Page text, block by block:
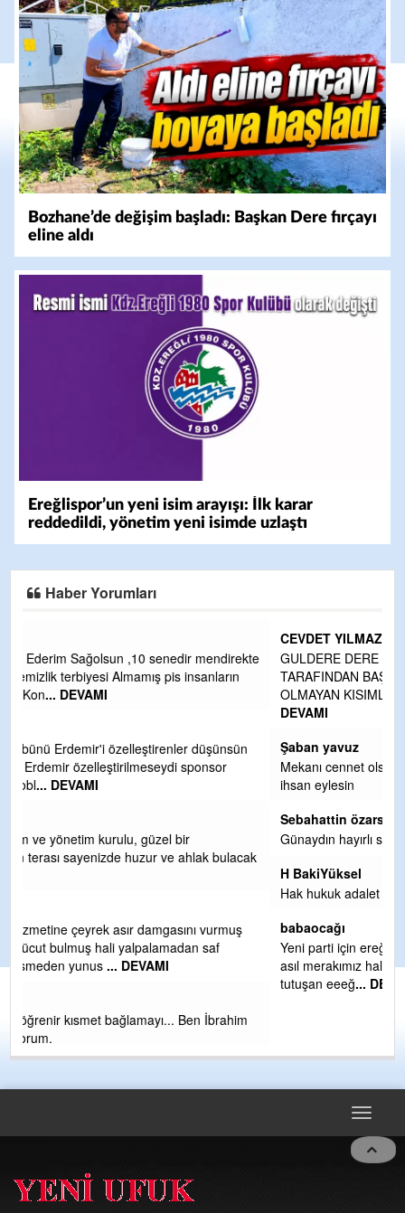
Bozhane’de değişim başladı: Başkan Dere fırçayı
eline aldı
Ereğlispor’un yeni isim arayışı: İlk karar
reddedildi, yönetim yeni isimde uzlaştı
Haber Yorumları
GULDERE DERE ÇALIŞMALARI, SEKIZ YIL ÖNCE ALKAYA
TARAFINDAN BAŞLATILDI, ETRASFINDA YERLEŞİM YERI
OLMAYAN KISIMLARA DUVARLAR YAPILDI."BURADAK...
Şaban yavuz
Mekanı cennet olsun kederli ailesine Rabbim Sabri Celil
ihsan eylesin
Günaydın hayırlı sabahlar dilerim
Hak hukuk adalet işte CHP Kemal Kılıçdaroğlu
babaocağı
Yeni parti için ereğli ilçe teşkilatımızı merak eder dururken
asıl merakımız halk kahramanlarımız ereğli aşkı ile yanıp
© yeniufuk.com.tr